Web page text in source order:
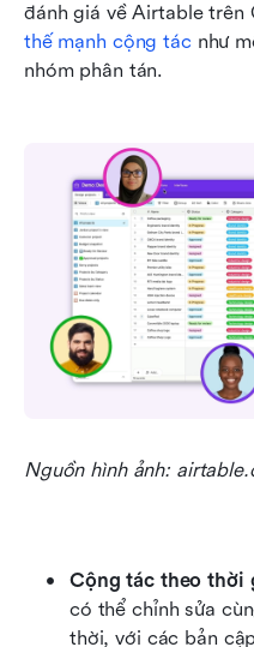
đánh giá về Airtable trên
thế mạnh cộng tác như
nhóm phân tán.
Nguồn hình ảnh:
Cộng tác theo thời
có thể chỉnh sửa
thời, với các bản